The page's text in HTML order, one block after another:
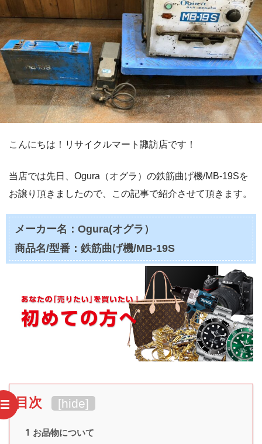
こんにちは！リサイクルマート諏訪店です！
当店では先日、Ogura（オグラ）の鉄筋曲げ機/MB-19Sを
お譲り頂きましたので、この記事で紹介させて頂きます。
メーカー名：Ogura(オグラ）
商品名/型番：鉄筋曲げ機/MB-19S
目次 [hide]
1 お品物について